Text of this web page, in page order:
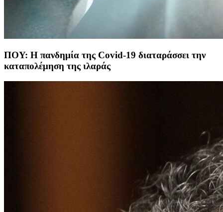
ΠΟΥ: Η πανδημία της Covid-19 διαταράσσει την
καταπολέμηση της ιλαράς